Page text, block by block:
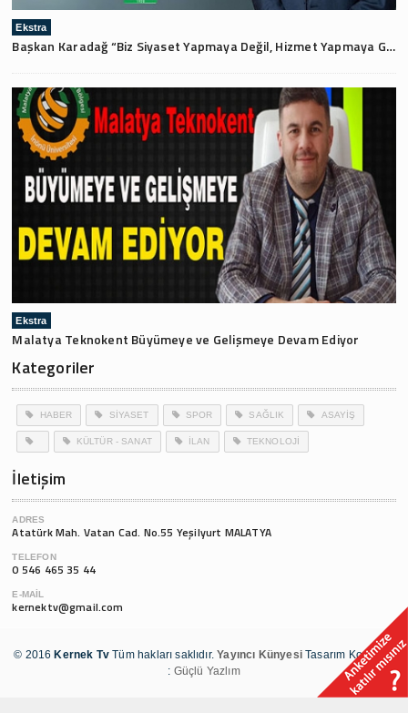
Ekstra
Başkan Karadağ “Biz Siyaset Yapmaya Değil, Hizmet Yapmaya Geldik”
Ekstra
Malatya Teknokent Büyümeye ve Gelişmeye Devam Ediyor
Kategoriler
HABER SİYASET SPOR SAĞLIK ASAYİŞ
KÜLTÜR - SANAT İLAN TEKNOLOJİ
İletişim
ADRES
Atatürk Mah. Vatan Cad. No.55 Yeşilyurt MALATYA
TELEFON
0 546 465 35 44
E-MAIL
kernektv@gmail.com
© 2016 Kernek Tv Tüm hakları saklıdır.Yayıncı KünyesiTasarım Kodlama
: Güçlü Yazlım